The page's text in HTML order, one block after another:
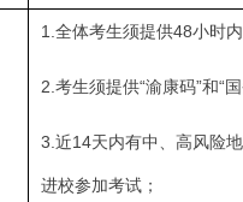
1.全体考生须提供48小时
2.考生须提供“渝康码”和“
3.近14天内有中、高风险
进校参加考试；